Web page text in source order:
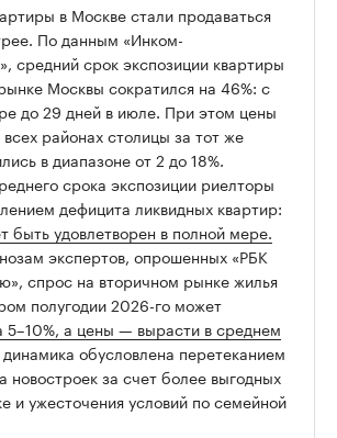
в Москве стали продаваться
По данным «Инком-
средний срок экспозиции квартиры
Москвы сократился на 46%: с
до 29 дней в июле. При этом цены
всех районах столицы за тот же
в диапазоне от 2 до 18%.
срока экспозиции риелторы
дефицита ликвидных квартир:
быть удовлетворен в полной мере.
экспертов, опрошенных «РБК
спрос на вторичном рынке жилья
полугодии 2026-го может
5–10%, а цены — вырасти в среднем
динамика обусловлена перетеканием
новостроек за счет более выгодных
и ужесточения условий по семейной